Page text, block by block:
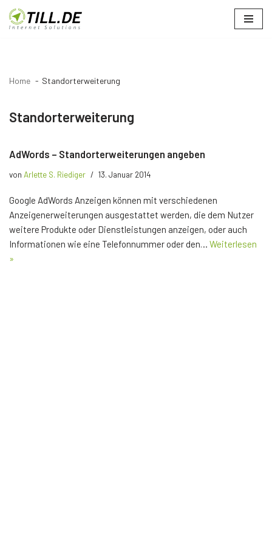
Zum
Home Standorterweiterung
Standorterweiterung
AdWords – Standorterweiterungen angeben
von Arlette S. Riediger 13. Januar 2014
Google AdWords Anzeigen können mit verschiedenen
Anzeigenerweiterungen ausgestattet werden, die dem Nutzer
weitere Produkte oder Dienstleistungen anzeigen, oder auch
Informationen wie eine Telefonnummer oder den… Weiterlesen
»